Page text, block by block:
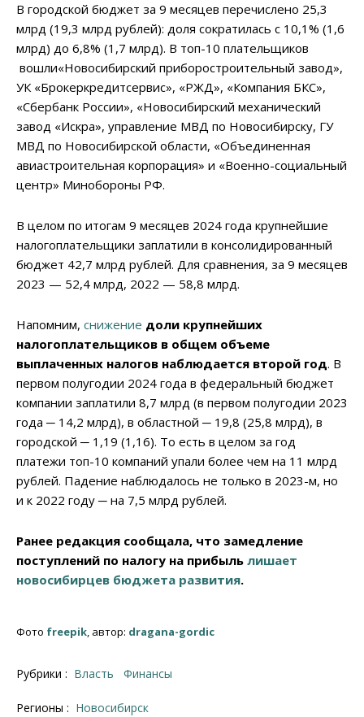
В городской бюджет за 9 месяцев перечислено 25,3
млрд (19,3 млрд рублей): доля сократилась с 10,1% (1,6
млрд) до 6,8% (1,7 млрд). В топ-10 плательщиков
вошли«Новосибирский приборостроительный завод»,
УК «Брокеркредитсервис», «РЖД», «Компания БКС»,
«Сбербанк России», «Новосибирский механический
завод «Искра», управление МВД по Новосибирску, ГУ
МВД по Новосибирской области, «Объединенная
авиастроительная корпорация» и «Военно-социальный
центр» Минобороны РФ.
В целом по итогам 9 месяцев 2024 года крупнейшие
налогоплательщики заплатили в консолидированный
бюджет 42,7 млрд рублей. Для сравнения, за 9 месяцев
2023 — 52,4 млрд, 2022 — 58,8 млрд.
Напомним, снижение доли крупнейших
налогоплательщиков в общем объеме
выплаченных налогов наблюдается второй год. В
первом полугодии 2024 года в федеральный бюджет
компании заплатили 8,7 млрд (в первом полугодии 2023
года ─ 14,2 млрд), в областной ─ 19,8 (25,8 млрд), в
городской ─ 1,19 (1,16). То есть в целом за год
платежи топ-10 компаний упали более чем на 11 млрд
рублей. Падение наблюдалось не только в 2023-м, но
и к 2022 году ─ на 7,5 млрд рублей.
Ранее редакция сообщала, что замедление
поступлений по налогу на прибыль лишает
новосибирцев бюджета развития.
Фото freepik, автор: dragana-gordic
Рубрики : Власть Финансы
Регионы : Новосибирск